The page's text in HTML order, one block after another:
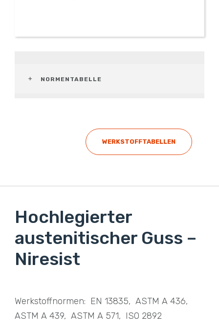
NORMENTABELLE
WERKSTOFFTABELLEN
Hochlegierter
austenitischer Guss –
Niresist
Werkstoffnormen: EN 13835, ASTM A 436,
ASTM A 439, ASTM A 571, ISO 2892